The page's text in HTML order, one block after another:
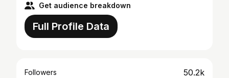
Get audience breakdown
Full Profile Data
Followers 50.2k